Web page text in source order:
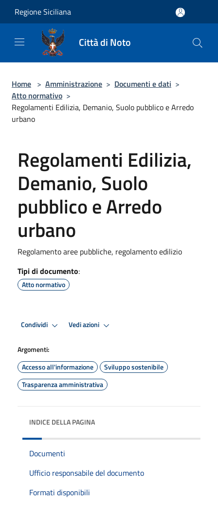
Regione Siciliana
Città di Noto
Home > Amministrazione > Documenti e dati >
Atto normativo >
Regolamenti Edilizia, Demanio, Suolo pubblico e Arredo
urbano
Regolamenti Edilizia,
Demanio, Suolo
pubblico e Arredo
urbano
Regolamento aree pubbliche, regolamento edilizio
Tipi di documento:
Atto normativo
Condividi Vedi azioni
Argomenti:
Accesso all'informazione
Sviluppo sostenibile
Trasparenza amministrativa
INDICE DELLA PAGINA
Documenti
Ufficio responsabile del documento
Formati disponibili